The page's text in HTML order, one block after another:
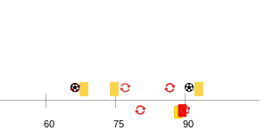
60 75 90